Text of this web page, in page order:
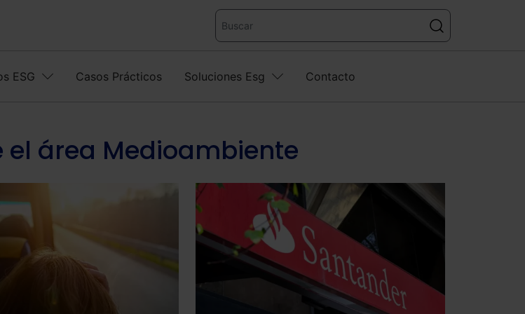
ESG Casos Prácticos Soluciones Esg Contacto
área Medioambiente